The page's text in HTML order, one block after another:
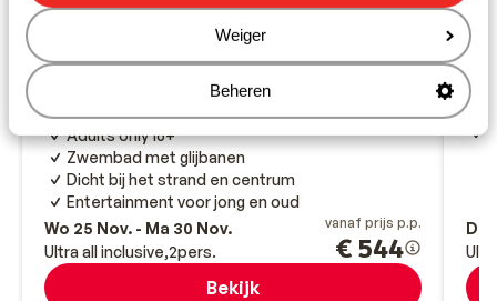
Weiger
Beheren
8.7 Fantastisch
Hotel Vox Maris Resort -
adults only
Turkije
Adults only 16+
Zwembad met glijbanen
Dicht bij het strand en centrum
Entertainment voor jong en oud
Wo 25 Nov. - Ma 30 Nov.
Ultra all inclusive 2pers.
vanaf prijs p.p.
€ 544
Bekijk
Di